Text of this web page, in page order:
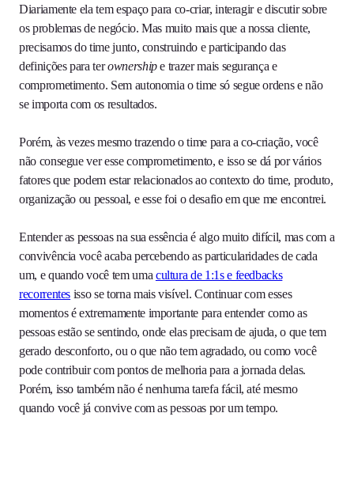
Diariamente ela tem espaço para co-criar, interagir e discutir sobre
os problemas de negócio. Mas muito mais que a nossa cliente,
precisamos do time junto, construindo e participando das
definições para terownershipe trazer mais segurança e
comprometimento. Sem autonomia o time só segue ordens e não
se importa com os resultados.
Porém, às vezes mesmo trazendo o time para a co-criação, você
não consegue ver esse comprometimento, e isso se dá por vários
fatores que podem estar relacionados ao contexto do time, produto,
organização ou pessoal, e esse foi o desafio em que me encontrei.
Entender as pessoas na sua essência é algo muito difícil, mas com a
convivência você acaba percebendo as particularidades de cada
um, e quando você tem uma cultura de 1:1s e feedbacks
recorrentes isso se torna mais visível. Continuar com esses
momentos é extremamente importante para entender como as
pessoas estão se sentindo, onde elas precisam de ajuda, o que tem
gerado desconforto, ou o que não tem agradado, ou como você
pode contribuir com pontos de melhoria para a jornada delas.
Porém, isso também não é nenhuma tarefa fácil, até mesmo
quando você já convive com as pessoas por um tempo.